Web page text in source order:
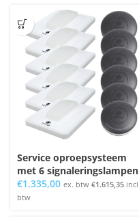
Service oproepsysteem
met 6 signaleringslampen
€1.335,00 ex. btw €1.615,35 incl
btw